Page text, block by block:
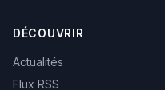
DÉCOUVRIR
Actualités
Flux RSS